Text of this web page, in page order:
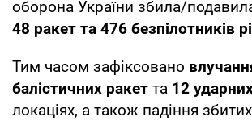
оборона України збила/
48 ракет та 476 безпілотників
Тим часом зафіксовано
балістичних ракет та 12
локаціях, а також падіння